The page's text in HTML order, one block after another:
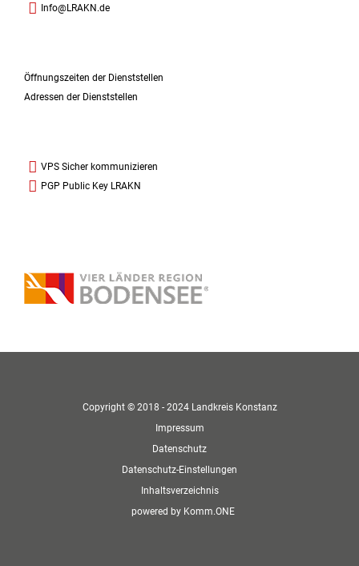
Info@LRAKN.de
Öffnungszeiten der Dienststellen
Adressen der Dienststellen
VPS Sicher kommunizieren
PGP Public Key LRAKN
Copyright © 2018 - 2024 Landkreis Konstanz
Impressum
Datenschutz
Datenschutz-Einstellungen
Inhaltsverzeichnis
powered by Komm.ONE